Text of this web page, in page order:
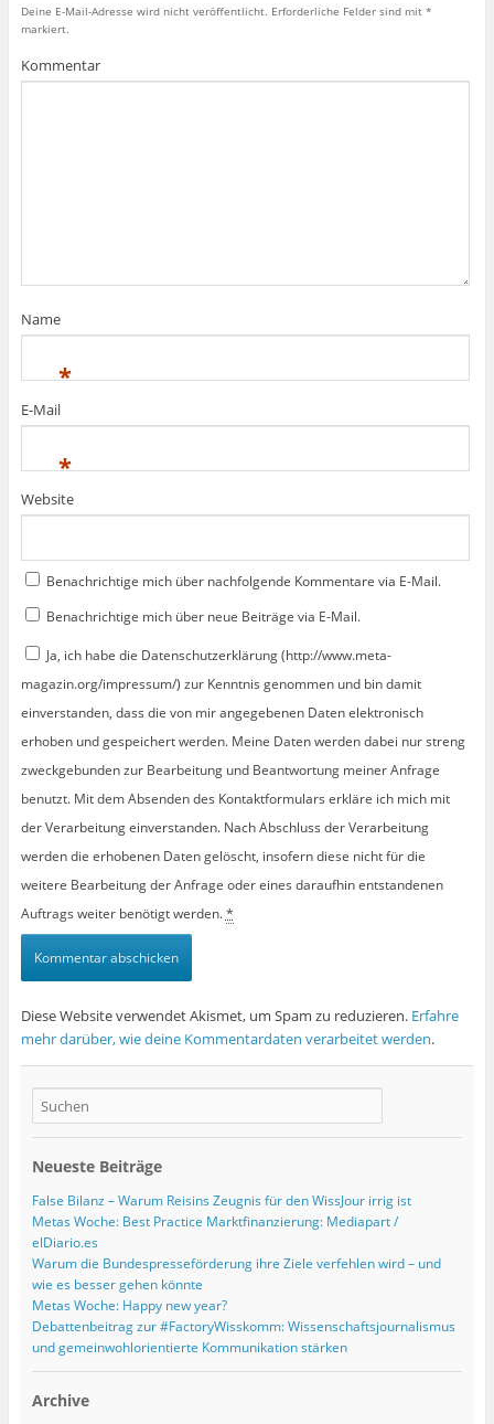
Deine E-Mail-Adresse wird nicht veröffentlicht. Erforderliche Felder sind mit *
markiert.
Kommentar
Name
*
E-Mail
*
Website
Benachrichtige mich über nachfolgende Kommentare via E-Mail.
Benachrichtige mich über neue Beiträge via E-Mail.
Ja, ich habe die Datenschutzerklärung (http://www.meta-
magazin.org/impressum/) zur Kenntnis genommen und bin damit
einverstanden, dass die von mir angegebenen Daten elektronisch
erhoben und gespeichert werden. Meine Daten werden dabei nur streng
zweckgebunden zur Bearbeitung und Beantwortung meiner Anfrage
benutzt. Mit dem Absenden des Kontaktformulars erkläre ich mich mit
der Verarbeitung einverstanden. Nach Abschluss der Verarbeitung
werden die erhobenen Daten gelöscht, insofern diese nicht für die
weitere Bearbeitung der Anfrage oder eines daraufhin entstandenen
Auftrags weiter benötigt werden.*
Diese Website verwendet Akismet, um Spam zu reduzieren. Erfahre
mehr darüber, wie deine Kommentardaten verarbeitet werden.
Neueste Beiträge
False Bilanz – Warum Reisins Zeugnis für den WissJour irrig ist
Metas Woche: Best Practice Marktfinanzierung: Mediapart /
elDiario.es
Warum die Bundespresseförderung ihre Ziele verfehlen wird – und
wie es besser gehen könnte
Metas Woche: Happy new year?
Debattenbeitrag zur #FactoryWisskomm: Wissenschaftsjournalismus
und gemeinwohlorientierte Kommunikation stärken
Archive